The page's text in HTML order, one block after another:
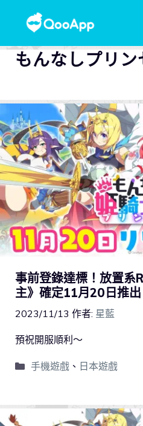
もんなしプリン
事前登錄達標！放置系
主》確定11月20日推出
2023/11/13 作者: 星藍
預祝開服順利～
手機遊戲、 日本遊戲